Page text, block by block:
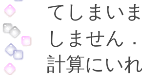
てしまい
しません
計算にい